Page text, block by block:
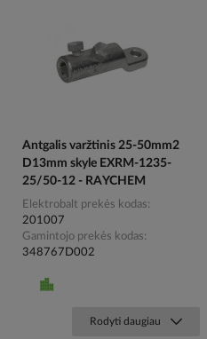
Antgalis varžtinis 25-50mm2
D13mm skyle EXRM-1235-
25/50-12 - RAYCHEM
Elektrobalt prekės kodas
201007
Gamintojo prekės kodas
348767D002
Rodyti daugiau